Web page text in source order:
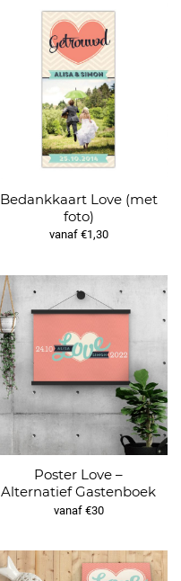
Bedankkaart Love (met
foto)
vanaf €1,30
Poster Love –
Alternatief Gastenboek
vanaf €30